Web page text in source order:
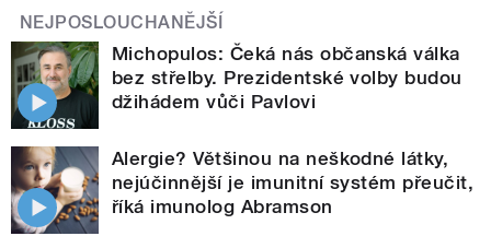
NEJPOSLOUCHANĚJŠÍ
Michopulos: Čeká nás občanská válka
bez střelby. Prezidentské volby budou
džihádem vůči Pavlovi
Alergie? Většinou na neškodné látky,
nejúčinnější je imunitní systém přeučit,
říká imunolog Abramson